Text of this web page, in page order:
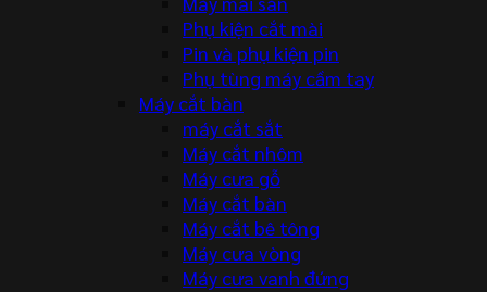
Phụ kiện cắt mài
Pin và phụ kiện pin
Phụ tùng máy cầm tay
Máy cắt bàn
máy cắt sắt
Máy cắt nhôm
Máy cưa gỗ
Máy cắt bàn
Máy cắt bê tông
Máy cưa vòng
Máy cưa vanh đứng